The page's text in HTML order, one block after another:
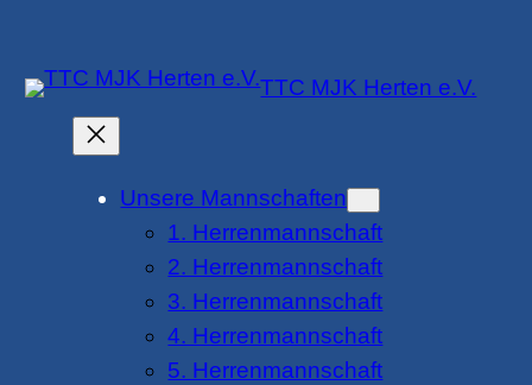
springen
TTC MJK Herten e.V.
Unsere Mannschaften
1. Herrenmannschaft
2. Herrenmannschaft
3. Herrenmannschaft
4. Herrenmannschaft
5. Herrenmannschaft